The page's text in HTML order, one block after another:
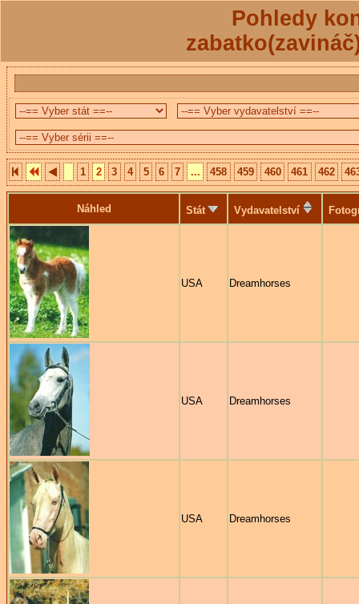
Pohledy
1 2 3 4 5 6 7 ... 458 459 460 461 462
Náhled Stát Vydavatelství
USA Dreamhorses
USA Dreamhorses
USA Dreamhorses